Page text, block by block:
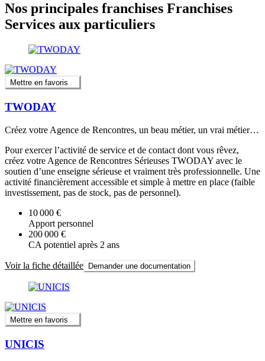
Nos principales franchises Franchises
Services aux particuliers
Mettre en favoris
TWODAY
Créez votre Agence de Rencontres, un beau métier, un vrai métier…
Pour exercer l’activité de service et de contact dont vous rêvez,
créez votre Agence de Rencontres Sérieuses TWODAY avec le
soutien d’une enseigne sérieuse et vraiment très professionnelle. Une
activité financièrement accessible et simple à mettre en place (faible
investissement, pas de stock, pas de personnel).
10 000 €
Apport personnel
200 000 €
CA potentiel après 2 ans
Voir la fiche détaillée Demander une documentation
Mettre en favoris
UNICIS